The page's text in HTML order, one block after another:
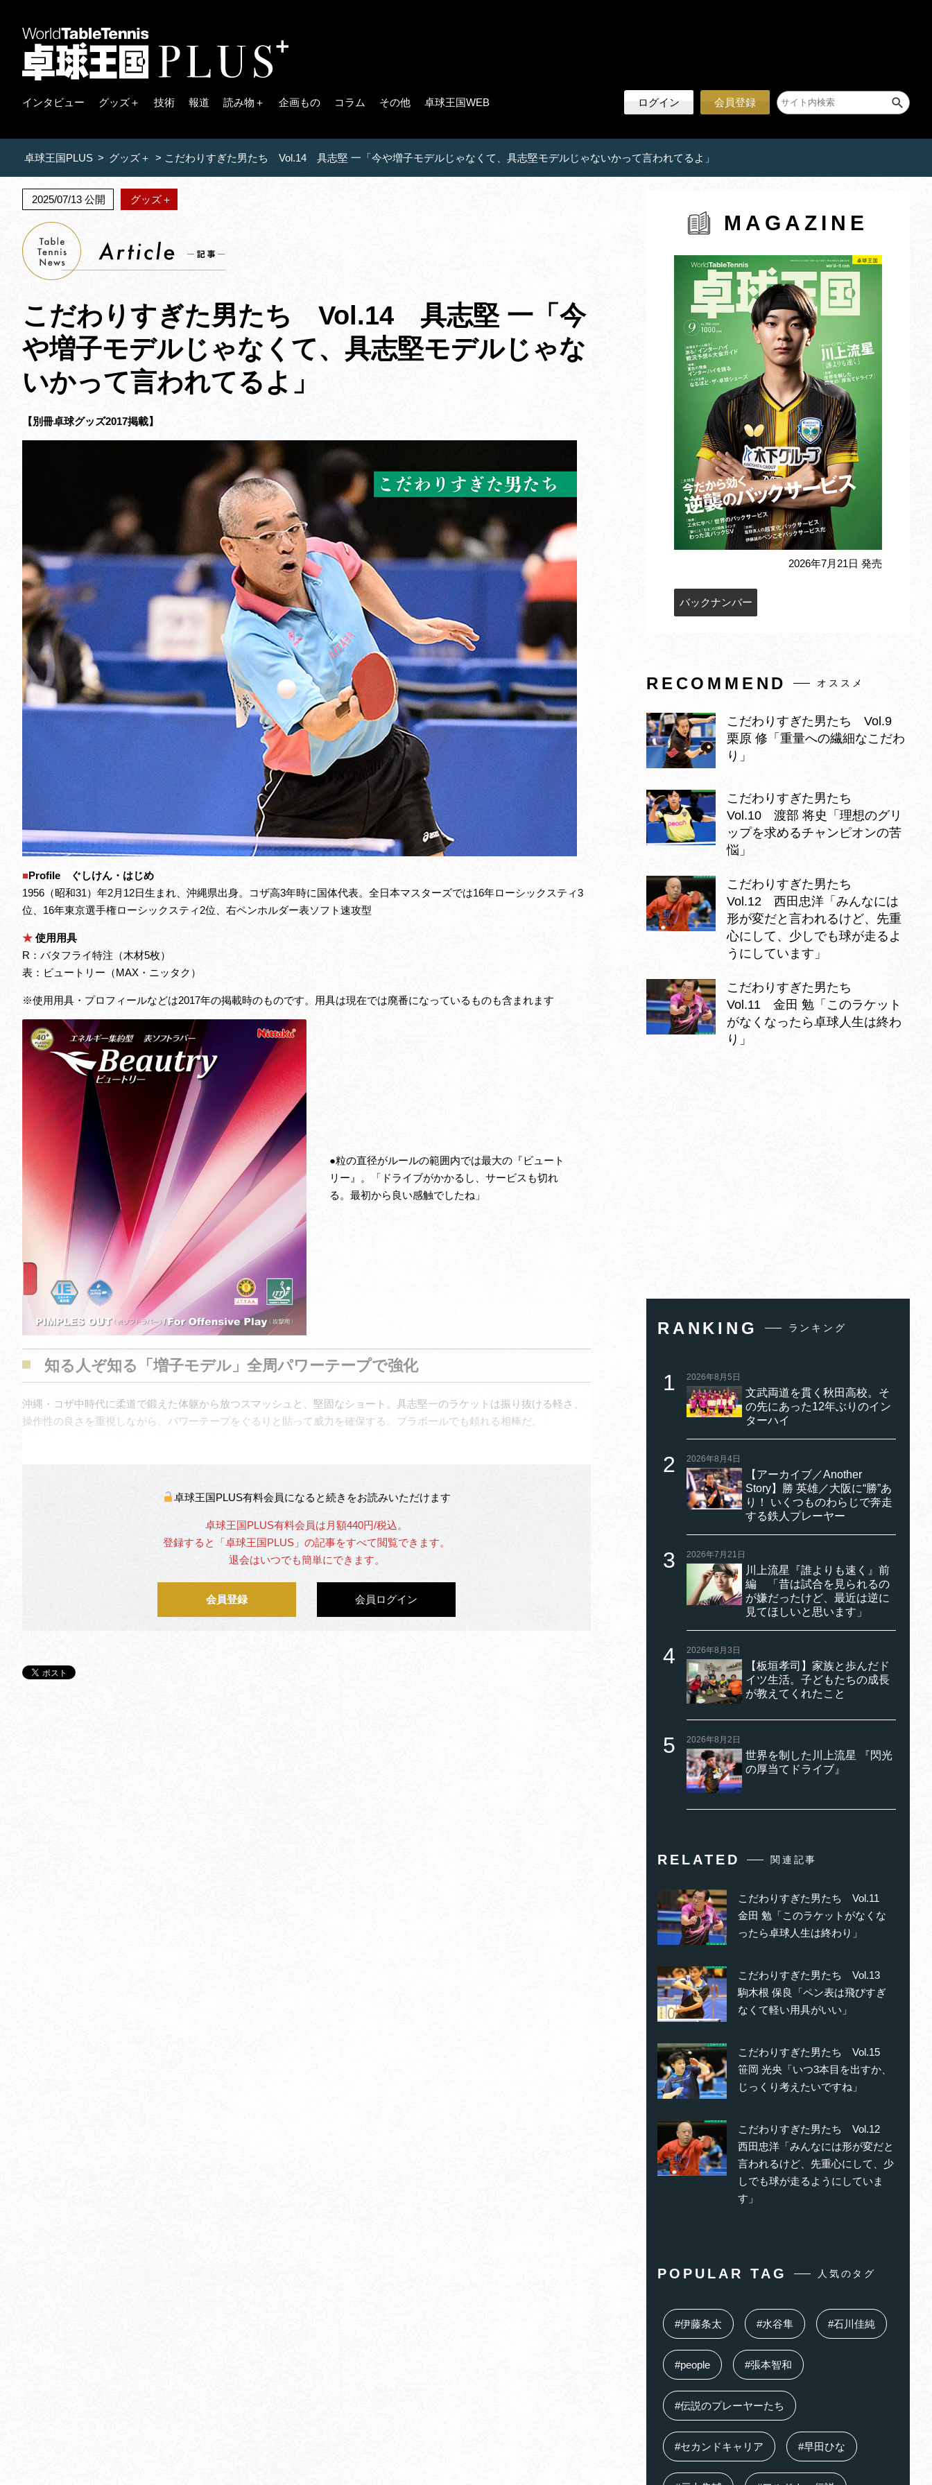
インタビュー グッズ＋ 技術 報道 読み物＋ 企画もの コラム その他 卓球王国WEB ログイン 会員登録
卓球王国PLUS > グッズ＋ > こだわりすぎた男たち Vol.14 具志堅 一「今や増子モデルじゃなくて、具志堅モデルじゃないかって言われてるよ」
2025/07/13 公開 グッズ＋
こだわりすぎた男たち Vol.14 具志堅 一「今
や増子モデルじゃなくて、具志堅モデルじゃな
いかって言われてるよ」
【別冊卓球グッズ2017掲載】
■Profile ぐしけん・はじめ
1956（昭和31）年2月12日生まれ、沖縄県出身。コザ高3年時に国体代表。全日本マスターズでは16年ローシックスティ3
位、16年東京選手権ローシックスティ2位、右ペンホルダー表ソフト速攻型
★ 使用用具
R：バタフライ特注（木材5枚）
表：ビュートリー（MAX・ニッタク）
※使用用具・プロフィールなどは2017年の掲載時のものです。用具は現在では廃番になっているものも含まれます
●粒の直径がルールの範囲内では最大の『ビュート
リー』。「ドライブがかかるし、サービスも切れ
る。最初から良い感触でしたね」
知る人ぞ知る「増子モデル」全周パワーテープで強化
沖縄・コザ中時代に柔道で鍛えた体躯から放つスマッシュと、堅固なショート。具志堅一のラケットは振り抜ける軽さ、
操作性の良さを重視しながら、パワーテープをぐるりと貼って威力を確保する。プラボールでも頼れる相棒だ。
卓球王国PLUS有料会員になると続きをお読みいただけます
卓球王国PLUS有料会員は月額440円/税込。
登録すると「卓球王国PLUS」の記事をすべて閲覧できます。
退会はいつでも簡単にできます。
会員登録 会員ログイン
MAGAZINE
2026年7月21日 発売
バックナンバー
RECOMMEND オススメ
こだわりすぎた男たち Vol.9
栗原 修「重量への繊細なこだわ
り」
こだわりすぎた男たち
Vol.10 渡部 将史「理想のグリ
ップを求めるチャンピオンの苦
悩」
こだわりすぎた男たち
Vol.12 西田忠洋「みんなには
形が変だと言われるけど、先重
心にして、少しでも球が走るよ
うにしています」
こだわりすぎた男たち
Vol.11 金田 勉「このラケット
がなくなったら卓球人生は終わ
り」
RANKING ランキング
2026年8月5日
文武両道を貫く秋田高校。そ
の先にあった12年ぶりのイン
ターハイ
2026年8月4日
【アーカイブ／Another
Story】勝 英雄／大阪に“勝”あ
り！ いくつものわらじで奔走
する鉄人プレーヤー
2026年7月21日
川上流星『誰よりも速く』前
編 「昔は試合を見られるの
が嫌だったけど、最近は逆に
見てほしいと思います」
2026年8月3日
【板垣孝司】家族と歩んだド
イツ生活。子どもたちの成長
が教えてくれたこと
2026年8月2日
世界を制した川上流星 『閃光
の厚当てドライブ』
RELATED 関連記事
こだわりすぎた男たち Vol.11
金田 勉「このラケットがなくな
ったら卓球人生は終わり」
こだわりすぎた男たち Vol.13
駒木根 保良「ペン表は飛びすぎ
なくて軽い用具がいい」
こだわりすぎた男たち Vol.15
笹岡 光央「いつ3本目を出すか、
じっくり考えたいですね」
こだわりすぎた男たち Vol.12
西田忠洋「みんなには形が変だと
言われるけど、先重心にして、少
しでも球が走るようにしていま
す」
POPULAR TAG 人気のタグ
#伊藤条太 #水谷隼 #石川佳純
#people #張本智和
#伝説のプレーヤーたち
#セカンドキャリア #早田ひな